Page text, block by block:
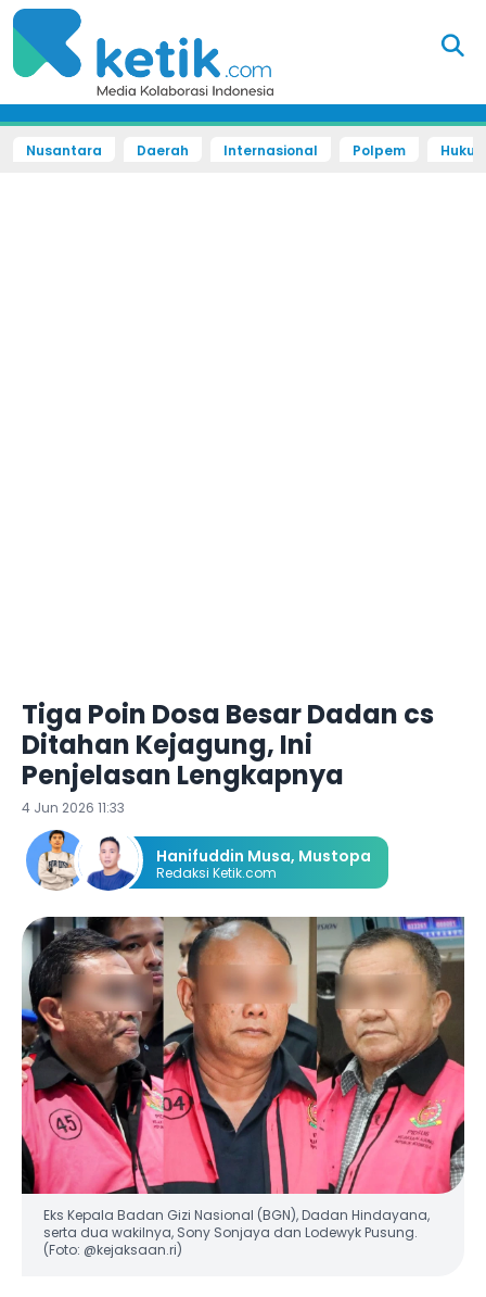
Nusantara Daerah Internasional Polpem
Tiga Poin Dosa Besar Dadan cs
Ditahan Kejagung, Ini
Penjelasan Lengkapnya
4 Jun 2026 11:33
Hanifuddin Musa, Mustopa
Redaksi Ketik.com
Eks Kepala Badan Gizi Nasional (BGN), Dadan Hindayana,
serta dua wakilnya, Sony Sonjaya dan Lodewyk Pusung.
(Foto: @kejaksaan.ri)